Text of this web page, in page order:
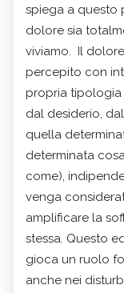
spiega a questo
dolore sia
viviamo. Il
percepito con
propria
dal desiderio,
quella
determinata
come),
venga
amplificare la
stessa. Questo
gioca un ruolo
anche nei